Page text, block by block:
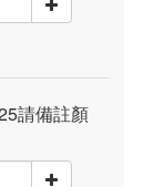
請備註顏